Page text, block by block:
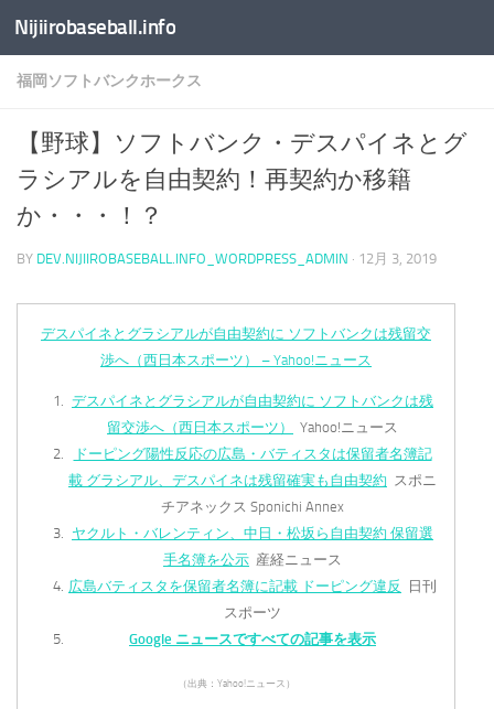
コンテンツへスキップ
Nijiirobaseball.info
福岡ソフトバンクホークス
【野球】ソフトバンク・デスパイネとグ
ラシアルを自由契約！再契約か移籍
か・・・！？
BY DEV.NIJIIROBASEBALL.INFO_WORDPRESS_ADMIN · 12月 3, 2019
デスパイネとグラシアルが自由契約に ソフトバンクは残留交
渉へ（西日本スポーツ） – Yahoo!ニュース
デスパイネとグラシアルが自由契約に ソフトバンクは残
留交渉へ（西日本スポーツ）
Yahoo!ニュース
ドーピング陽性反応の広島・バティスタは保留者名簿記
載 グラシアル、デスパイネは残留確実も自由契約 スポニ
チアネックス Sponichi Annex
ヤクルト・バレンティン、中日・松坂ら自由契約 保留選
手名簿を公示 産経ニュース
広島バティスタを保留者名簿に記載 ドーピング違反
日刊
スポーツ
Google ニュースですべての記事を表示
（出典：Yahoo!ニュース）